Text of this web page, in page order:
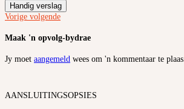
Handig verslag
Vorige volgende
Maak 'n opvolg-bydrae
Jy moet aangemeld wees om 'n kommentaar te plaas.
AANSLUITINGSOPSIES